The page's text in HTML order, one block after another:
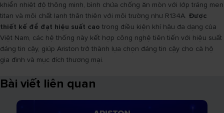
khiển nhiệt độ thông minh, bình chứa chống ăn mòn với lớp tráng men
titan và môi chất lạnh thân thiện với môi trường như R134A. Được
thiết kế để đạt hiệu suất cao trong điều kiện khí hậu đa dạng của
Việt Nam, các hệ thống này kết hợp công nghệ tiên tiến với hiệu suất
đáng tin cậy, giúp Ariston trở thành lựa chọn đáng tin cậy cho cả hộ
gia đình và mục đích thương mại.
Bài viết liên quan